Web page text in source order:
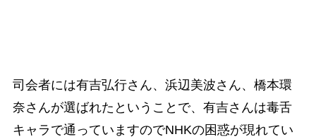
司会者には有吉弘行さん、浜辺美波さん、橋本環
奈さんが選ばれたということで、有吉さんは毒舌
キャラで通っていますのでNHKの困惑が現れてい